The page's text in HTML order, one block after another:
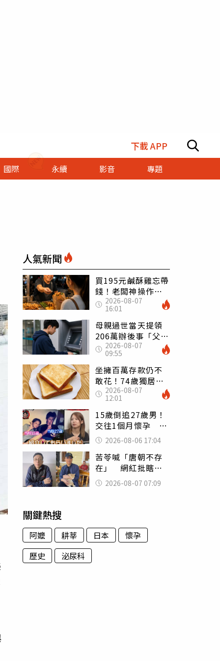
下載 APP
國際 永續 影音 專題
人氣新聞
買195元鹹酥雞忘帶
錢！老闆神操作
「倒找5元」 全網
看哭：這就是台灣
2026-08-07
16:01
母親過世當天提領
206萬辦後事「父子
遭判刑」 律師：
搶錢先下手是罪
2026-08-07
09:55
坐擁百萬存款仍不
敢花！74歲獨居翁
「1餐只吃1片吐
司」 半年後暴瘦
嚇壞女兒
2026-08-07
12:01
15歲倒追27歲男！
交往1個月懷孕 36
歲當阿嬤故事曝光
2026-08-06 17:04
苦苓喊「唐朝不存
在」 網紅批瞎編
歷史：李白、杜甫
用鮮卑文寫詩？
2026-08-07 07:09
關鍵熱搜
阿嬤 耕莘 日本
懷孕
歷史
泌尿科